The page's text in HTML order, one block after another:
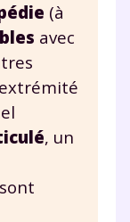
(à
avec
, un